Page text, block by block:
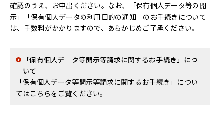
確認のうえ、お申出ください。なお、「保有個人データ等の開
示」「保有個人データの利用目的の通知」のお手続きについて
は、手数料がかかりますので、あらかじめご了承ください。
「保有個人データ等開示等請求に関するお手続き」につ
いて
「保有個人データ等開示等請求に関するお手続き」につい
てはこちらをご覧ください。